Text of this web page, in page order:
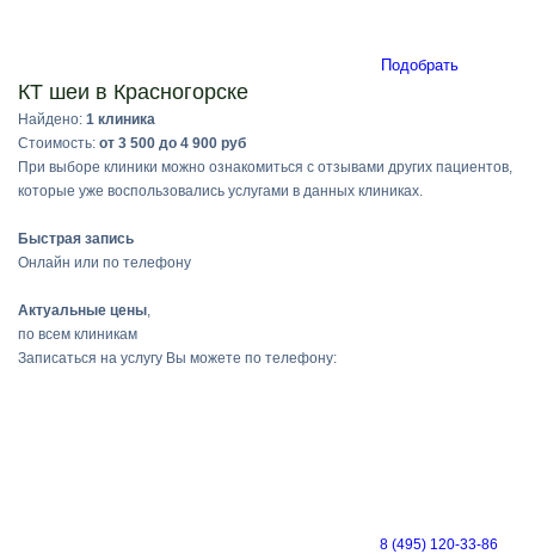
Подобрать
КТ шеи в Красногорске
Найдено: 1 клиника
Стоимость: от 3 500 до 4 900 руб
При выборе клиники можно ознакомиться с отзывами других пациентов,
которые уже воспользовались услугами в данных клиниках.
Быстрая запись
Онлайн или по телефону
Актуальные цены,
по всем клиникам
Записаться на услугу Вы можете по телефону:
8 (495) 120-33-86